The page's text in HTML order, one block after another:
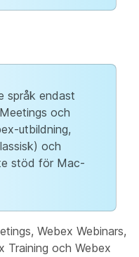
språk endast
och
utbildning,
och
stöd för Mac-
Webex Webinars,
Training och Webex